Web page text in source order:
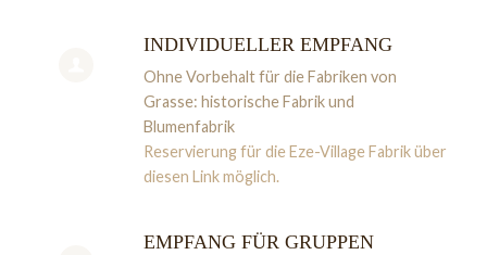
INDIVIDUELLER EMPFANG
Ohne Vorbehalt für die Fabriken von
Grasse: historische Fabrik und
Blumenfabrik
Reservierung für die Eze-Village Fabrik über
diesen Link möglich.
EMPFANG FÜR GRUPPEN